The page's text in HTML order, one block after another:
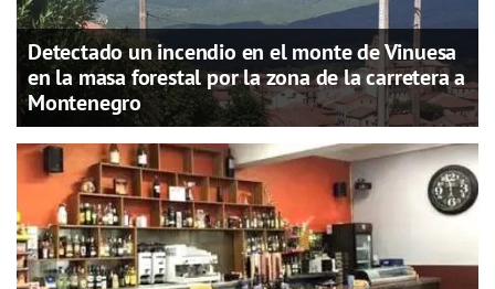
Detectado un incendio en el monte de Vinuesa
en la masa forestal por la zona de la carretera a
Montenegro